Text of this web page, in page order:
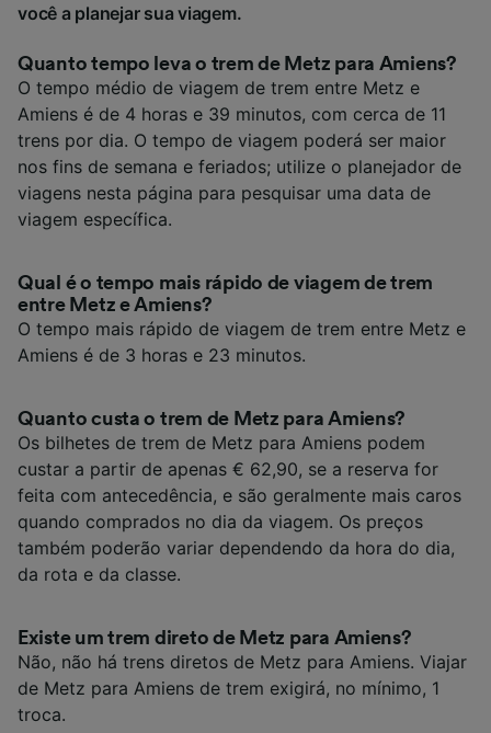
você a planejar sua viagem.
Quanto tempo leva o trem de Metz para Amiens?
O tempo médio de viagem de trem entre Metz e
Amiens é de 4 horas e 39 minutos, com cerca de 11
trens por dia. O tempo de viagem poderá ser maior
nos fins de semana e feriados; utilize o planejador de
viagens nesta página para pesquisar uma data de
viagem específica.
Qual é o tempo mais rápido de viagem de trem
entre Metz e Amiens?
O tempo mais rápido de viagem de trem entre Metz e
Amiens é de 3 horas e 23 minutos.
Quanto custa o trem de Metz para Amiens?
Os bilhetes de trem de Metz para Amiens podem
custar a partir de apenas € 62,90, se a reserva for
feita com antecedência, e são geralmente mais caros
quando comprados no dia da viagem. Os preços
também poderão variar dependendo da hora do dia,
da rota e da classe.
Existe um trem direto de Metz para Amiens?
Não, não há trens diretos de Metz para Amiens. Viajar
de Metz para Amiens de trem exigirá, no mínimo, 1
troca.